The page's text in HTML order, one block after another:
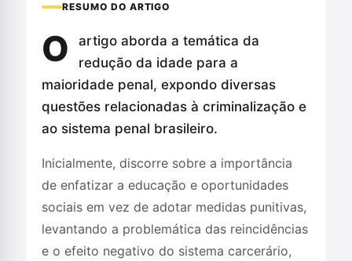
RESUMO DO ARTIGO
O
artigo aborda a temática da
redução da idade para a
maioridade penal, expondo diversas
questões relacionadas à criminalização e
ao sistema penal brasileiro.
Inicialmente, discorre sobre a importância
de enfatizar a educação e oportunidades
sociais em vez de adotar medidas punitivas,
levantando a problemática das reincidências
e o efeito negativo do sistema carcerário,